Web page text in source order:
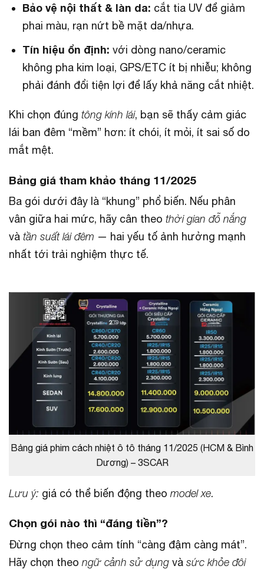
Bảo vệ nội thất & làn da: cắt tia UV để giảm
phai màu, rạn nứt bề mặt da/nhựa.
Tín hiệu ổn định: với dòng nano/ceramic
không pha kim loại, GPS/ETC ít bị nhiễu; không
phải đánh đổi tiện lợi để lấy khả năng cắt nhiệt.
Khi chọn đúng tông kính lái, bạn sẽ thấy cảm giác
lái ban đêm “mềm” hơn: ít chói, ít mỏi, ít sai số do
mắt mệt.
Bảng giá tham khảo tháng 11/2025
Ba gói dưới đây là “khung” phổ biến. Nếu phân
vân giữa hai mức, hãy cân theo thời gian đỗ nắng
và tần suất lái đêm — hai yếu tố ảnh hưởng mạnh
nhất tới trải nghiệm thực tế.
Bảng giá phim cách nhiệt ô tô tháng 11/2025 (HCM & Bình
Dương) – 3SCAR
Lưu ý: giá có thể biến động theo model xe.
Chọn gói nào thì “đáng tiền”?
Đừng chọn theo cảm tính “càng đậm càng mát”.
Hãy chọn theo ngữ cảnh sử dụng và sức khỏe đôi